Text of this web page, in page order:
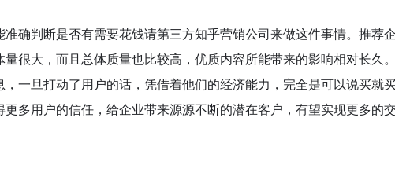
确判断是否有需要花钱请第三方知乎营销公司来做这件事情。推荐
很大，而且总体质量也比较高，优质内容所能带来的影响相对长久
一旦打动了用户的话，凭借着他们的经济能力，完全是可以说买就买
多用户的信任，给企业带来源源不断的潜在客户，有望实现更多的